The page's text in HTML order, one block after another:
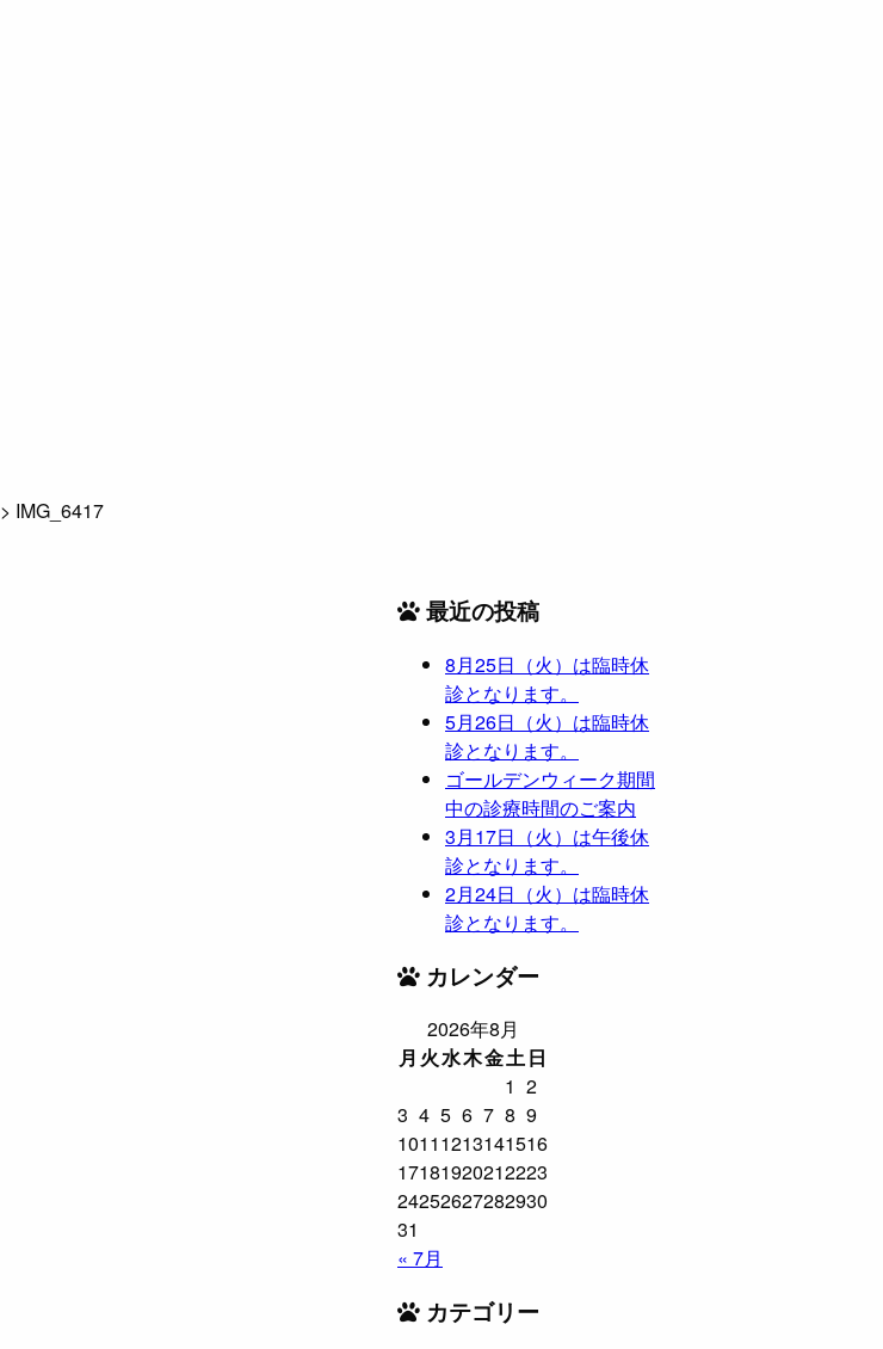
> IMG_6417
最近の投稿
8月25日（火）は臨時休
診となります。
5月26日（火）は臨時休
診となります。
ゴールデンウィーク期間
中の診療時間のご案内
3月17日（火）は午後休
診となります。
2月24日（火）は臨時休
診となります。
カレンダー
2026年8月
月 火水木金土日
1 2
3 4 5 6 7 8 9
10111213141516
17181920212223
24252627282930
31
« 7月
カテゴリー